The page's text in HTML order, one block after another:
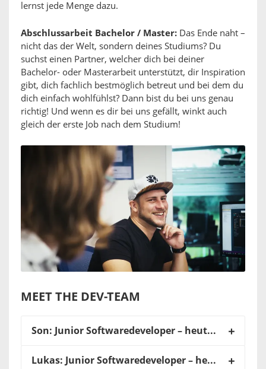
lernst jede Menge dazu.
Abschlussarbeit Bachelor / Master: Das Ende naht –
nicht das der Welt, sondern deines Studiums? Du
suchst einen Partner, welcher dich bei deiner
Bachelor- oder Masterarbeit unterstützt, dir Inspiration
gibt, dich fachlich bestmöglich betreut und bei dem du
dich einfach wohlfühlst? Dann bist du bei uns genau
richtig! Und wenn es dir bei uns gefällt, winkt auch
gleich der erste Job nach dem Studium!
MEET THE DEV-TEAM
Son: Junior Softwaredeveloper – heute: Professional
Lukas: Junior Softwaredeveloper – heute: Professional